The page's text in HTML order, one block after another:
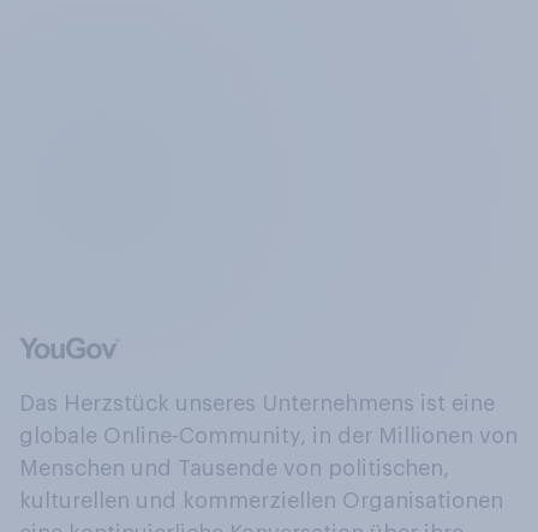
Das Herzstück unseres Unternehmens ist eine
globale Online-Community, in der Millionen von
Menschen und Tausende von politischen,
kulturellen und kommerziellen Organisationen